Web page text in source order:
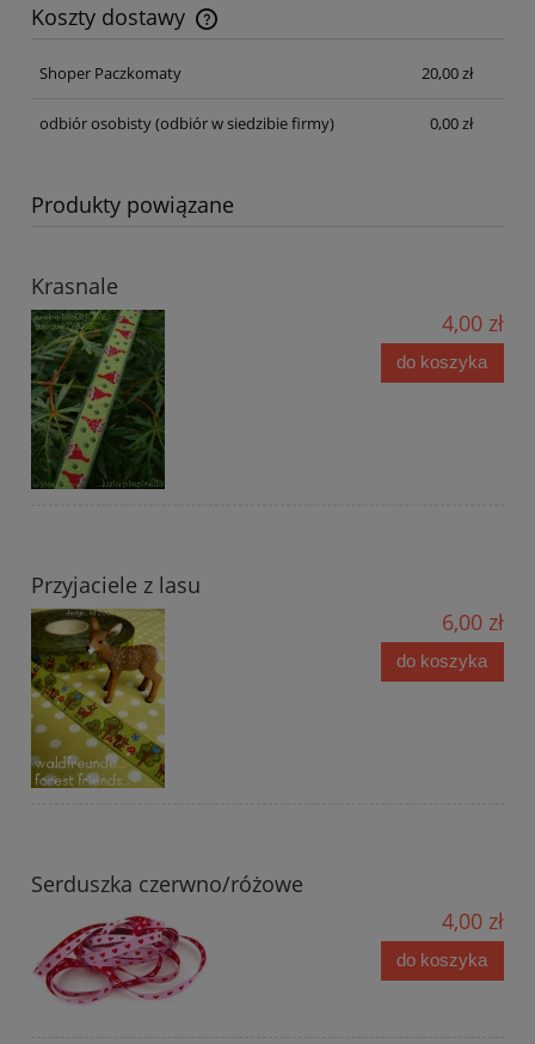
Koszty dostawy
Cena nie zawiera ewentualnych kosztów płatności
Shoper Paczkomaty
20,00 zł
odbiór osobisty(odbiór w siedzibie firmy) 0,00 zł
Produkty powiązane
Krasnale
4,00 zł
do koszyka
Przyjaciele z lasu
6,00 zł
do koszyka
Serduszka czerwno/różowe
4,00 zł
do koszyka